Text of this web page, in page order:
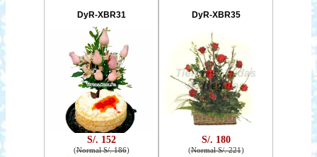
DyR-XBR31
S/. 152
(Normal S/. 186)
DyR-XBR35
S/. 180
(Normal S/. 221)